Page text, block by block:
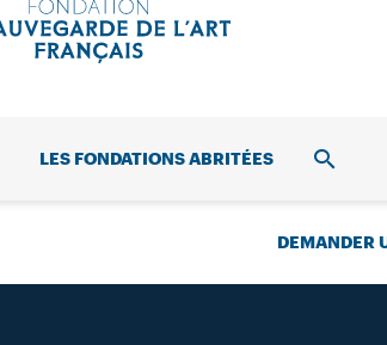
LES FONDATIONS ABRITÉES
DEMANDER